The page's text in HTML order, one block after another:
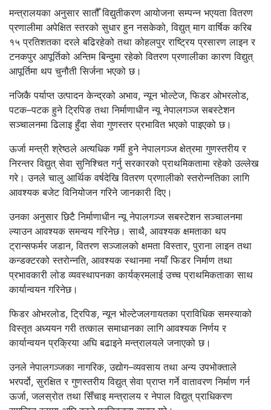
मन्त्रालयका अनुसार सातौँ विद्युतीकरण आयोजना सम्पन्न भएयता वितरण
प्रणालीमा अपेक्षित स्तरको सुधार हुन नसकेको, विद्युत् माग वार्षिक करिब
१५ प्रतिशतका दरले बढिरहेको तथा कोहलपुर राष्ट्रिय प्रसारण लाइन र
टनकपुर आपूर्तिको अन्तिम बिन्दुमा रहेको वितरण प्रणालीका कारण विद्युत्
आपूर्तिमा थप चुनौती सिर्जना भएको छ।
नजिकै पर्याप्त उत्पादन केन्द्रको अभाव, न्यून भोल्टेज, फिडर ओभरलोड,
पटक–पटक हुने ट्रिपिङ तथा निर्माणाधीन न्यू नेपालगञ्ज सबस्टेशन
सञ्चालनमा ढिलाइ हुँदा सेवा गुणस्तर प्रभावित भएको पाइएको छ।
ऊर्जा मन्त्री श्रेष्ठले अत्यधिक गर्मी हुने नेपालगञ्ज क्षेत्रमा गुणस्तरीय र
निरन्तर विद्युत् सेवा सुनिश्चित गर्नु सरकारको प्राथमिकतामा रहेको उल्लेख
गरे। उनले चालु आर्थिक वर्षदेखि वितरण प्रणालीको स्तरोन्नतिका लागि
आवश्यक बजेट विनियोजन गरिने जानकारी दिए।
उनका अनुसार छिटै निर्माणाधीन न्यू नेपालगञ्ज सबस्टेशन सञ्चालनमा
ल्याउन आवश्यक समन्वय गरिनेछ। साथै, आवश्यक क्षमताका थप
ट्रान्सफर्मर जडान, वितरण सञ्जालको क्षमता विस्तार, पुराना लाइन तथा
कन्डक्टरको स्तरोन्नति, आवश्यक स्थानमा नयाँ फिडर निर्माण तथा
प्रभावकारी लोड व्यवस्थापनका कार्यक्रमलाई उच्च प्राथमिकताका साथ
कार्यान्वयन गरिनेछ।
फिडर ओभरलोड, ट्रिपिङ, न्यून भोल्टेजलगायतका प्राविधिक समस्याको
विस्तृत अध्ययन गरी तत्काल समाधानका लागि आवश्यक निर्णय र
कार्यान्वयन प्रक्रिया अघि बढाइने मन्त्रालयले जनाएको छ।
उनले नेपालगञ्जका नागरिक, उद्योग–व्यवसाय तथा अन्य उपभोक्ताले
भरपर्दो, सुरक्षित र गुणस्तरीय विद्युत् सेवा प्राप्त गर्ने वातावरण निर्माण गर्न
ऊर्जा, जलस्रोत तथा सिँचाइ मन्त्रालय र नेपाल विद्युत् प्राधिकरण